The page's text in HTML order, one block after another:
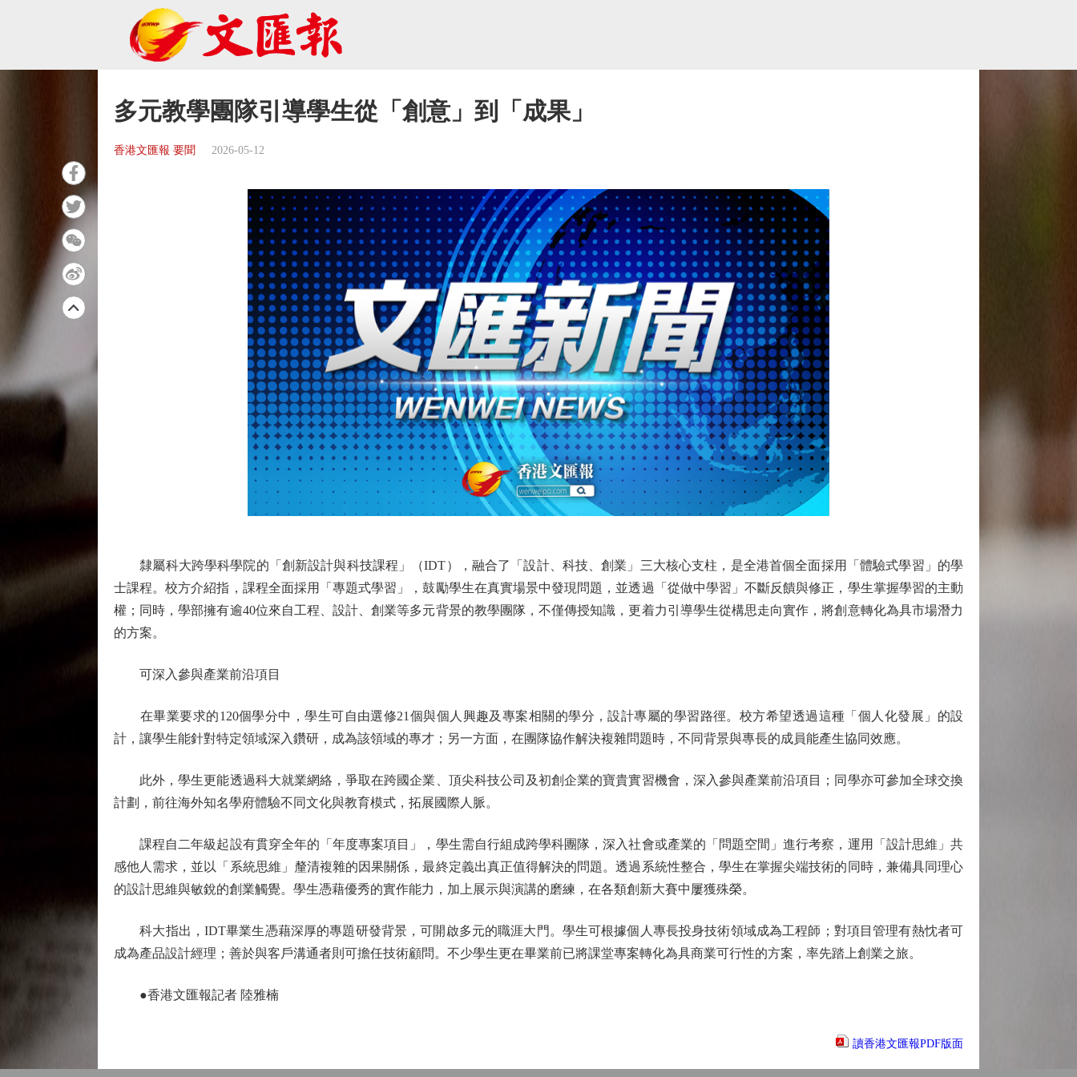
多元教學團隊引導學生從「創意」到「成果」
香港文匯報 要聞 2026-05-12
隸屬科大跨學科學院的「創新設計與科技課程」（IDT），融合了「設計、科技、創業」三大核心支柱，是全港首個全面採用「體驗式學習」的學
士課程。校方介紹指，課程全面採用「專題式學習」，鼓勵學生在真實場景中發現問題，並透過「從做中學習」不斷反饋與修正，學生掌握學習的主動
權；同時，學部擁有逾40位來自工程、設計、創業等多元背景的教學團隊，不僅傳授知識，更着力引導學生從構思走向實作，將創意轉化為具市場潛力
的方案。
可深入參與產業前沿項目
在畢業要求的120個學分中，學生可自由選修21個與個人興趣及專案相關的學分，設計專屬的學習路徑。校方希望透過這種「個人化發展」的設
計，讓學生能針對特定領域深入鑽研，成為該領域的專才；另一方面，在團隊協作解決複雜問題時，不同背景與專長的成員能產生協同效應。
此外，學生更能透過科大就業網絡，爭取在跨國企業、頂尖科技公司及初創企業的寶貴實習機會，深入參與產業前沿項目；同學亦可參加全球交換
計劃，前往海外知名學府體驗不同文化與教育模式，拓展國際人脈。
課程自二年級起設有貫穿全年的「年度專案項目」，學生需自行組成跨學科團隊，深入社會或產業的「問題空間」進行考察，運用「設計思維」共
感他人需求，並以「系統思維」釐清複雜的因果關係，最終定義出真正值得解決的問題。透過系統性整合，學生在掌握尖端技術的同時，兼備具同理心
的設計思維與敏銳的創業觸覺。學生憑藉優秀的實作能力，加上展示與演講的磨練，在各類創新大賽中屢獲殊榮。
科大指出，IDT畢業生憑藉深厚的專題研發背景，可開啟多元的職涯大門。學生可根據個人專長投身技術領域成為工程師；對項目管理有熱忱者可
成為產品設計經理；善於與客戶溝通者則可擔任技術顧問。不少學生更在畢業前已將課堂專案轉化為具商業可行性的方案，率先踏上創業之旅。
●香港文匯報記者 陸雅楠
讀香港文匯報PDF版面